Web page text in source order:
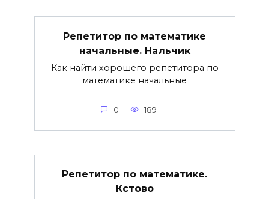
Репетитор по математике
начальные. Нальчик
Как найти хорошего репетитора по
математике начальные
0 189
Репетитор по математике.
Кстово